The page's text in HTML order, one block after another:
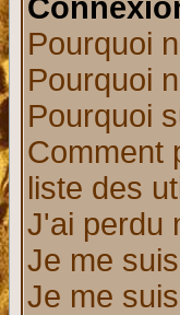
Pourquoi
Pourquoi
Pourquoi
Comment
liste des
J'ai perdu
Je me
Je me